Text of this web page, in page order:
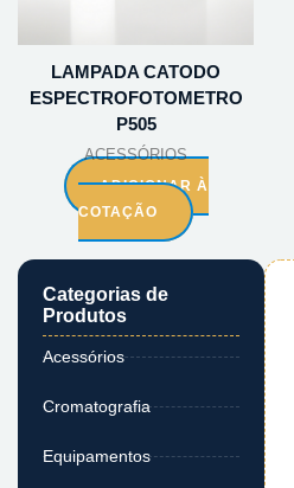
Categorias de
Produtos
Acessórios
Cromatografia
Equipamentos
LAMPADA CATODO
ESPECTROFOTOMETRO
P505
ACESSÓRIOS
ADICIONAR À
COTAÇÃO